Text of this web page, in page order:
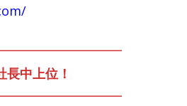
中上位！